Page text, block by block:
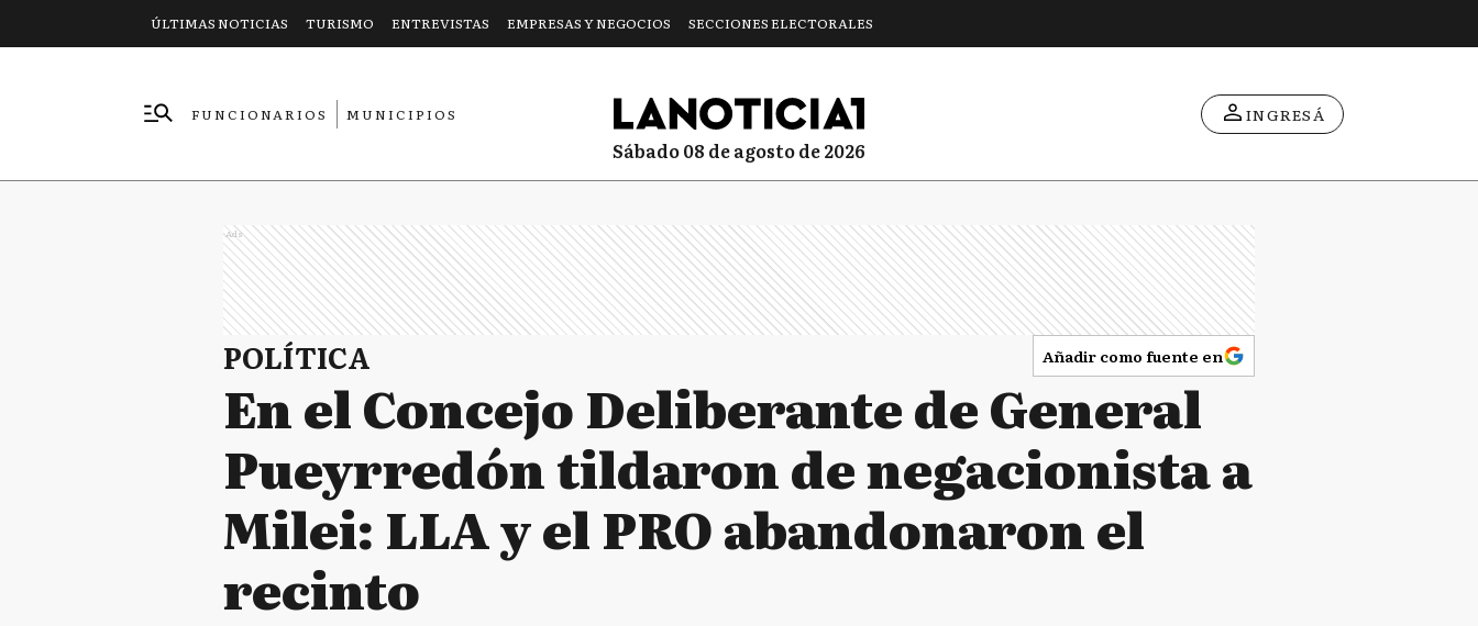
ÚLTIMAS NOTICIAS TURISMO ENTREVISTAS EMPRESAS Y NEGOCIOS SECCIONES ELECTORALES
FUNCIONARIOS
MUNICIPIOS
sábado 08 de agosto de 2026
INGRESÁ
Ads
POLÍTICA Añadir como fuente en
En el Concejo Deliberante de General
Pueyrredón tildaron de negacionista a
Milei: LLA y el PRO abandonaron el
recinto